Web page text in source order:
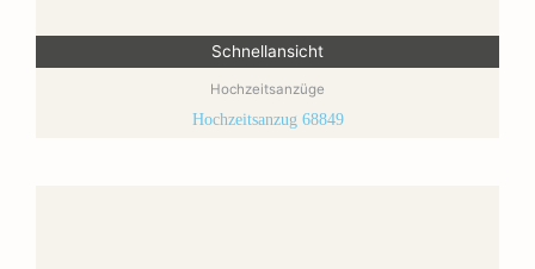
Schnellansicht
Hochzeitsanzüge
Hochzeitsanzug 68849